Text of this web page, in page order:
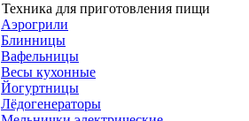
Техника для приготовления пищи
Аэрогрили
Блинницы
Вафельницы
Весы кухонные
Йогуртницы
Лёдогенераторы